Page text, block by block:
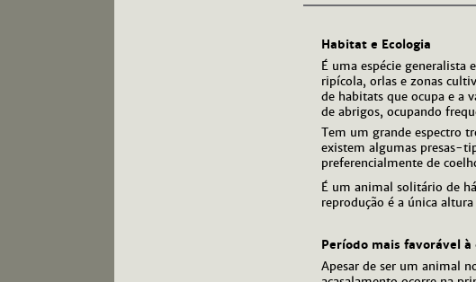
Habitat e Ecologia
É uma espécie generalista
ripícola, orlas e zonas
de habitats que ocupa e a
de abrigos, ocupando
Tem um grande espectro
existem algumas presas-
preferencialmente de
É um animal solitário de
reprodução é a única
Período mais favorável à
Apesar de ser um animal